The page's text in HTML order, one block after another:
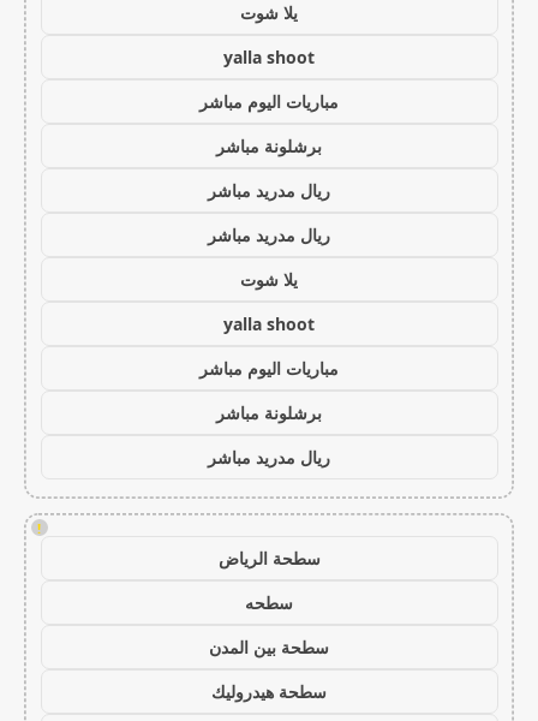
يلا شوت
yalla shoot
مباريات اليوم مباشر
برشلونة مباشر
ريال مدريد مباشر
ريال مدريد مباشر
يلا شوت
yalla shoot
مباريات اليوم مباشر
برشلونة مباشر
ريال مدريد مباشر
!
سطحة الرياض
سطحه
سطحة بين المدن
سطحة هيدروليك